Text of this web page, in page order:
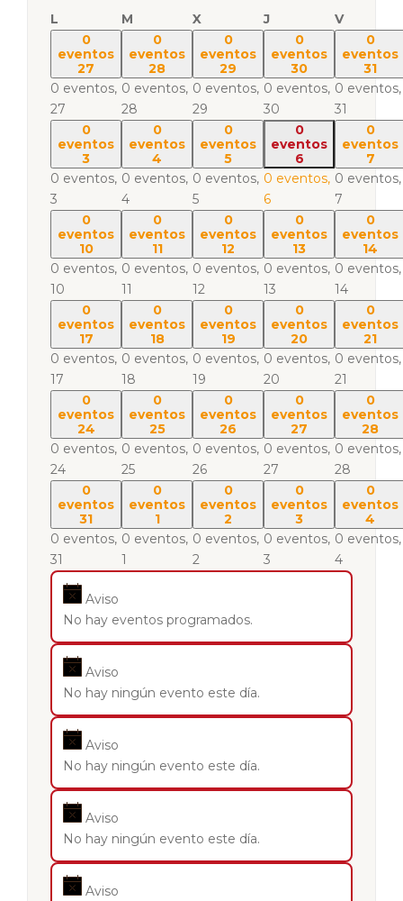
L M X J
V
0
eventos
27
0 eventos,
27
0
eventos
28
0 eventos,
28
0
eventos
29
0 eventos,
29
0
eventos
30
0 eventos,
30
0
eventos
31
0 eventos,
31
0
eventos
3
0 eventos,
3
0
eventos
4
0 eventos,
4
0
eventos
5
0 eventos,
5
0
eventos
6
0 eventos,
6
0
eventos
7
0 eventos,
7
0
eventos
10
0 eventos,
10
0
eventos
11
0 eventos,
11
0
eventos
12
0 eventos,
12
0
eventos
13
0 eventos,
13
0
eventos
14
0 eventos,
14
0
eventos
17
0 eventos,
17
0
eventos
18
0 eventos,
18
0
eventos
19
0 eventos,
19
0
eventos
20
0 eventos,
20
0
eventos
21
0 eventos,
21
0
eventos
24
0 eventos,
24
0
eventos
25
0 eventos,
25
0
eventos
26
0 eventos,
26
0
eventos
27
0 eventos,
27
0
eventos
28
0 eventos,
28
0
eventos
31
0 eventos,
31
0
eventos
1
0 eventos,
1
0
eventos
2
0 eventos,
2
0
eventos
3
0 eventos,
3
0
eventos
4
0 eventos,
4
Aviso
No hay eventos programados.
Aviso
No hay ningún evento este día.
Aviso
No hay ningún evento este día.
Aviso
No hay ningún evento este día.
Aviso